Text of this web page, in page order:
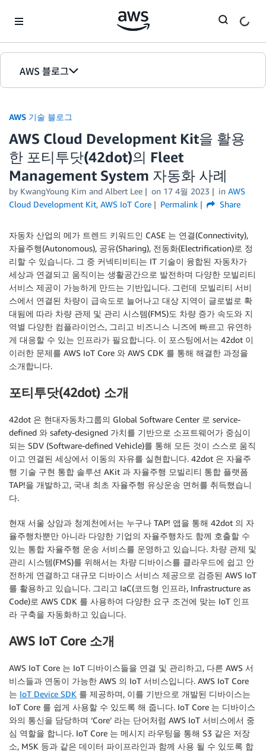
AWS 블로그
홈
에디션
AWS 기술 블로그
AWS Cloud Development Kit을 활용
한 포티투닷(42dot)의 Fleet
Management System 자동화 사례
by KwangYoung Kim and Albert Lee on 17 4월 2023 in AWS
Cloud Development Kit, AWS IoT Core Permalink Share
자동차 산업의 메가 트렌드 키워드인 CASE 는 연결(Connectivity),
자율주행(Autonomous), 공유(Sharing), 전동화(Electrification)로 정
리할 수 있습니다. 그 중 커넥티비티는 IT 기술이 융합된 자동차가
세상과 연결되고 움직이는 생활공간으로 발전하며 다양한 모빌리티
서비스 제공이 가능하게 만드는 기반입니다. 그런데 모빌리티 서비
스에서 연결된 차량이 급속도로 늘어나고 대상 지역이 글로벌로 확
대됨에 따라 차량 관제 및 관리 시스템(FMS)도 차량 증가 속도와 지
역별 다양한 컴플라이언스, 그리고 비즈니스 니즈에 빠르고 유연하
게 대응할 수 있는 인프라가 필요합니다. 이 포스팅에서는 42dot 이
이러한 문제를 AWS IoT Core 와 AWS CDK 를 통해 해결한 과정을
소개합니다.
포티투닷(42dot) 소개
42dot 은 현대자동차그룹의 Global Software Center 로 service-
defined 와 safety-designed 가치를 기반으로 소프트웨어가 중심이
되는 SDV (Software-defined Vehicle)를 통해 모든 것이 스스로 움직
이고 연결된 세상에서 이동의 자유를 실현합니다. 42dot 은 자율주
행 기술 구현 통합 솔루션 AKit 과 자율주행 모빌리티 통합 플랫폼
TAP!을 개발하고, 국내 최초 자율주행 유상운송 면허를 취득했습니
다.
현재 서울 상암과 청계천에서는 누구나 TAP! 앱을 통해 42dot 의 자
율주행차뿐만 아니라 다양한 기업의 자율주행차도 함께 호출할 수
있는 통합 자율주행 운송 서비스를 운영하고 있습니다. 차량 관제 및
관리 시스템(FMS)를 위해서는 차량 디바이스를 클라우드에 쉽고 안
전하게 연결하고 대규모 디바이스 서비스 제공으로 검증된 AWS IoT
를 활용하고 있습니다. 그리고 IaC(코드형 인프라, Infrastructure as
Code)로 AWS CDK 를 사용하여 다양한 요구 조건에 맞는 IoT 인프
라 구축을 자동화하고 있습니다.
AWS IoT Core 소개
AWS IoT Core 는 IoT 디바이스들을 연결 및 관리하고, 다른 AWS 서
비스들과 연동이 가능한 AWS 의 IoT 서비스입니다. AWS IoT Core
는 IoT Device SDK 를 제공하며, 이를 기반으로 개발된 디바이스는
IoT Core 를 쉽게 사용할 수 있도록 해 줍니다. IoT Core 는 디바이스
와의 통신을 담당하며 ‘Core’ 라는 단어처럼 AWS IoT 서비스에서 중
심 역할을 합니다. IoT Core 는 메시지 라우팅을 통해 S3 같은 저장
소, MSK 등과 같은 데이터 파이프라인과 함께 사용 될 수 있도록 합